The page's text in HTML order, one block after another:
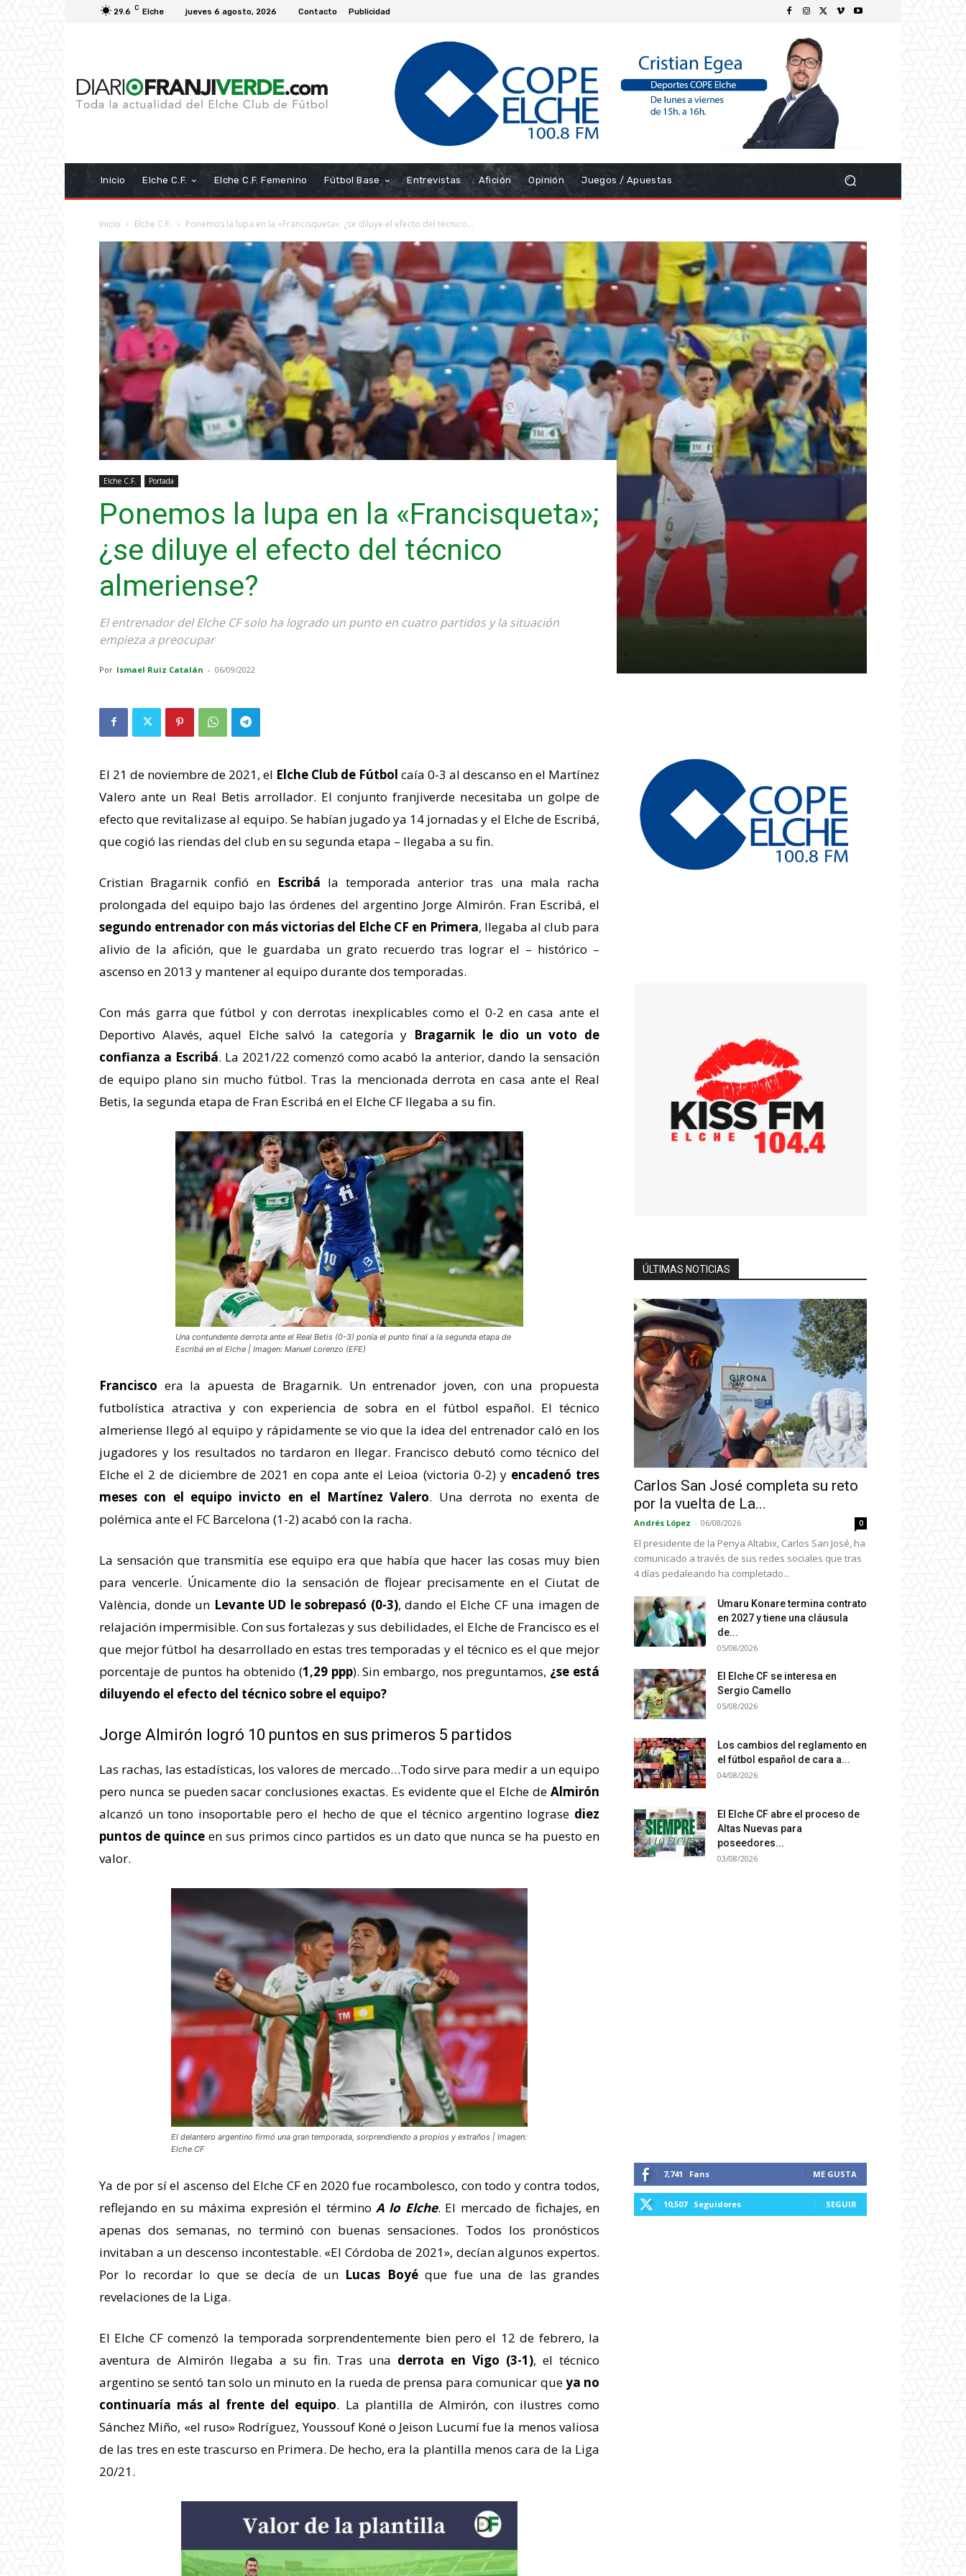
29.6 C Elche jueves 6 agosto, 2026 Contacto Publicidad
Inicio Elche C.F. Elche C.F. Femenino Fútbol Base Entrevistas Afición Opinión Juegos / Apuestas
Inicio Elche C.F. Ponemos la lupa en la «Francisqueta»; ¿se diluye el efecto del técnico...
Elche C.F. Portada
Ponemos la lupa en la «Francisqueta»;
¿se diluye el efecto del técnico
almeriense?
El entrenador del Elche CF solo ha logrado un punto en cuatro partidos y la situación
empieza a preocupar
Por Ismael Ruiz Catalán - 06/09/2022
El 21 de noviembre de 2021, el Elche Club de Fútbol caía 0-3 al descanso en el Martínez
Valero ante un Real Betis arrollador. El conjunto franjiverde necesitaba un golpe de
efecto que revitalizase al equipo. Se habían jugado ya 14 jornadas y el Elche de Escribá,
que cogió las riendas del club en su segunda etapa – llegaba a su fin.
Cristian Bragarnik confió en Escribá la temporada anterior tras una mala racha
prolongada del equipo bajo las órdenes del argentino Jorge Almirón. Fran Escribá, el
segundo entrenador con más victorias del Elche CF en Primera, llegaba al club para
alivio de la afición, que le guardaba un grato recuerdo tras lograr el – histórico –
ascenso en 2013 y mantener al equipo durante dos temporadas.
Con más garra que fútbol y con derrotas inexplicables como el 0-2 en casa ante el
Deportivo Alavés, aquel Elche salvó la categoría y Bragarnik le dio un voto de
confianza a Escribá. La 2021/22 comenzó como acabó la anterior, dando la sensación
de equipo plano sin mucho fútbol. Tras la mencionada derrota en casa ante el Real
Betis, la segunda etapa de Fran Escribá en el Elche CF llegaba a su fin.
Una contundente derrota ante el Real Betis (0-3) ponía el punto final a la segunda etapa de
Escribá en el Elche | Imagen: Manuel Lorenzo (EFE)
Francisco era la apuesta de Bragarnik. Un entrenador joven, con una propuesta
futbolística atractiva y con experiencia de sobra en el fútbol español. El técnico
almeriense llegó al equipo y rápidamente se vio que la idea del entrenador caló en los
jugadores y los resultados no tardaron en llegar. Francisco debutó como técnico del
Elche el 2 de diciembre de 2021 en copa ante el Leioa (victoria 0-2) y encadenó tres
meses con el equipo invicto en el Martínez Valero. Una derrota no exenta de
polémica ante el FC Barcelona (1-2) acabó con la racha.
La sensación que transmitía ese equipo era que había que hacer las cosas muy bien
para vencerle. Únicamente dio la sensación de flojear precisamente en el Ciutat de
València, donde un Levante UD le sobrepasó (0-3), dando el Elche CF una imagen de
relajación impermisible. Con sus fortalezas y sus debilidades, el Elche de Francisco es el
que mejor fútbol ha desarrollado en estas tres temporadas y el técnico es el que mejor
porcentaje de puntos ha obtenido (1,29 ppp). Sin embargo, nos preguntamos, ¿se está
diluyendo el efecto del técnico sobre el equipo?
Jorge Almirón logró 10 puntos en sus primeros 5 partidos
Las rachas, las estadísticas, los valores de mercado…Todo sirve para medir a un equipo
pero nunca se pueden sacar conclusiones exactas. Es evidente que el Elche de Almirón
alcanzó un tono insoportable pero el hecho de que el técnico argentino lograse diez
puntos de quince en sus primos cinco partidos es un dato que nunca se ha puesto en
valor.
El delantero argentino firmó una gran temporada, sorprendiendo a propios y extraños | Imagen:
Elche CF
Ya de por sí el ascenso del Elche CF en 2020 fue rocambolesco, con todo y contra todos,
reflejando en su máxima expresión el término A lo Elche. El mercado de fichajes, en
apenas dos semanas, no terminó con buenas sensaciones. Todos los pronósticos
invitaban a un descenso incontestable. «El Córdoba de 2021», decían algunos expertos.
Por lo recordar lo que se decía de un Lucas Boyéque fue una de las grandes
revelaciones de la Liga.
El Elche CF comenzó la temporada sorprendentemente bien pero el 12 de febrero, la
aventura de Almirón llegaba a su fin. Tras una derrota en Vigo (3-1), el técnico
argentino se sentó tan solo un minuto en la rueda de prensa para comunicar queya no
continuaría más al frente del equipo. La plantilla de Almirón, con ilustres como
Sánchez Miño, «el ruso» Rodríguez, Youssouf Koné o Jeison Lucumí fue la menos valiosa
de las tres en este trascurso en Primera. De hecho, era la plantilla menos cara de la Liga
20/21.
ÚLTIMAS NOTICIAS
Carlos San José completa su reto
por la vuelta de La...
Andrés López - 06/08/2026 0
El presidente de la Penya Altabix, Carlos San José, ha
comunicado a través de sus redes sociales que tras
4 días pedaleando ha completado...
Umaru Konare termina contrato
en 2027 y tiene una cláusula
de...
05/08/2026
El Elche CF se interesa en
Sergio Camello
05/08/2026
Los cambios del reglamento en
el fútbol español de cara a...
04/08/2026
El Elche CF abre el proceso de
Altas Nuevas para
poseedores...
03/08/2026
7,741 Fans ME GUSTA
10,507 Seguidores SEGUIR